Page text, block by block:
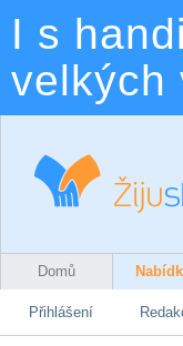
I s
velkých
Domů
Přihlášení